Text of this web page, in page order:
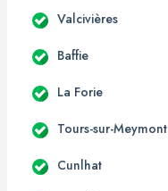
Valcivières
Baffie
La Forie
Tours-sur-Meymont
Cunlhat